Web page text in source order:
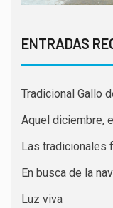
ENTRADAS
Tradicional Gallo
Aquel diciembre,
Las tradicionales
En busca de la
Luz viva